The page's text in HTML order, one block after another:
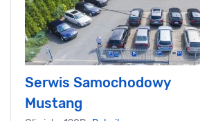
Serwis Samochodowy
Mustang